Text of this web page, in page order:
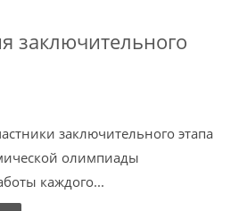
заключительного
заключительного этапа
олимпиады
каждого...